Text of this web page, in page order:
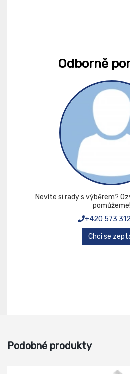
Odborně
Nevíte si rady s výběrem?
pomůžeme!
+420 573
Chci se
Podobné produkty